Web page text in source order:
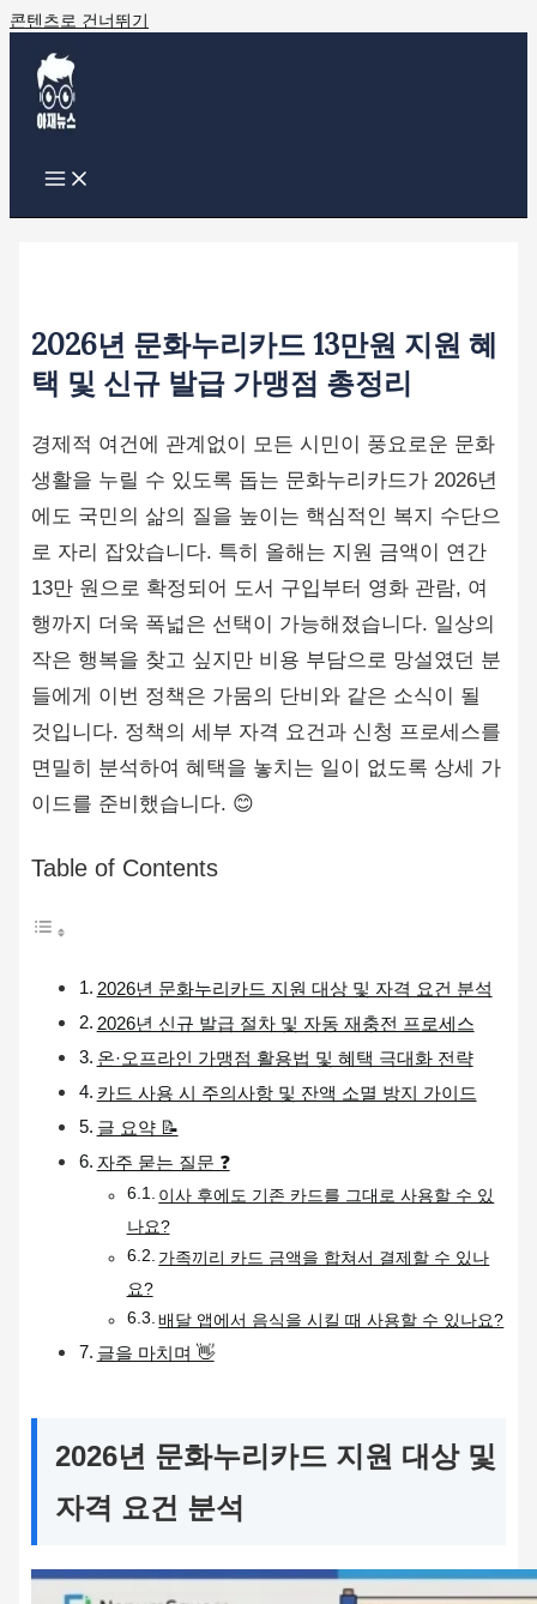
콘텐츠로 건너뛰기
2026년 문화누리카드 13만원 지원 혜
택 및 신규 발급 가맹점 총정리
경제적 여건에 관계없이 모든 시민이 풍요로운 문화
생활을 누릴 수 있도록 돕는 문화누리카드가 2026년
에도 국민의 삶의 질을 높이는 핵심적인 복지 수단으
로 자리 잡았습니다. 특히 올해는 지원 금액이 연간
13만 원으로 확정되어 도서 구입부터 영화 관람, 여
행까지 더욱 폭넓은 선택이 가능해졌습니다. 일상의
작은 행복을 찾고 싶지만 비용 부담으로 망설였던 분
들에게 이번 정책은 가뭄의 단비와 같은 소식이 될
것입니다. 정책의 세부 자격 요건과 신청 프로세스를
면밀히 분석하여 혜택을 놓치는 일이 없도록 상세 가
이드를 준비했습니다. 😊
Table of Contents
2026년 문화누리카드 지원 대상 및 자격 요건 분석
2026년 신규 발급 절차 및 자동 재충전 프로세스
온·오프라인 가맹점 활용법 및 혜택 극대화 전략
카드 사용 시 주의사항 및 잔액 소멸 방지 가이드
글 요약 📝
자주 묻는 질문 ❓
이사 후에도 기존 카드를 그대로 사용할 수 있
나요?
가족끼리 카드 금액을 합쳐서 결제할 수 있나
요?
배달 앱에서 음식을 시킬 때 사용할 수 있나요?
글을 마치며 👋
2026년 문화누리카드 지원 대상 및
자격 요건 분석